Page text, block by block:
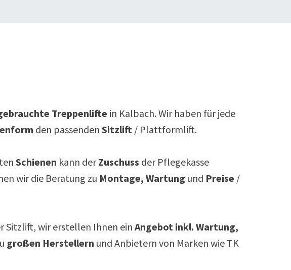
Treppenlifte in Kalbach. Wir haben für jede
den passenden Sitzlift / Plattformlift.
Schienen kann derZuschuss der Pflegekasse
wir die Beratung zu Montage, Wartung und Preise /
Sitzlift, wir erstellen Ihnen einAngebot inkl. Wartung,
großen Herstellern und Anbietern von Marken wie TK